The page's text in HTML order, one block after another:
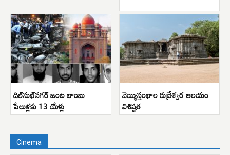
దిల్‌సుఖ్‌నగర్ జంట బాంబు
పేలుళ్లకు 13 యేళ్లు
వెయ్యిస్తంభాల రుద్రేశ్వర ఆలయం
విశిష్టత
Cinema